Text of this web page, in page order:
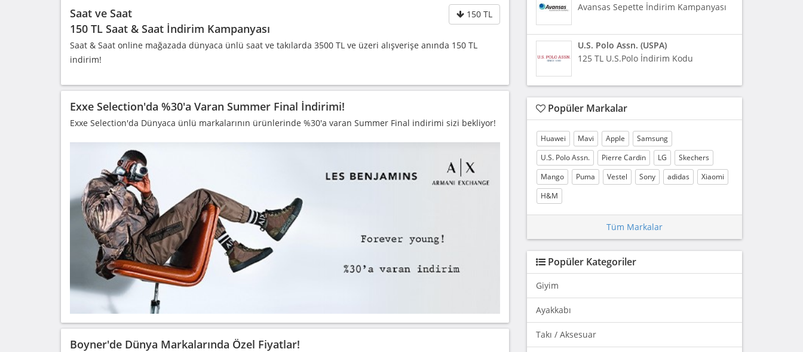
150 TL
Saat ve Saat
150 TL Saat & Saat İndirim Kampanyası
Saat & Saat online mağazada dünyaca ünlü saat ve takılarda 3500 TL ve üzeri alışverişe anında 150 TL
indirim!
Exxe Selection'da %30'a Varan Summer Final İndirimi!
Exxe Selection'da Dünyaca ünlü markalarının ürünlerinde %30'a varan Summer Final indirimi sizi bekliyor!
Boyner'de Dünya Markalarında Özel Fiyatlar!
Avansas Sepette İndirim Kampanyası
U.S. Polo Assn. (USPA)
125 TL U.S.Polo İndirim Kodu
Popüler Markalar
Huawei Mavi Apple
Samsung
U.S. Polo Assn.
Pierre Cardin LG
Skechers
Mango
Puma Vestel Sony adidas
Xiaomi
H&M
Tüm Markalar
Popüler Kategoriler
Giyim
Ayakkabı
Takı / Aksesuar